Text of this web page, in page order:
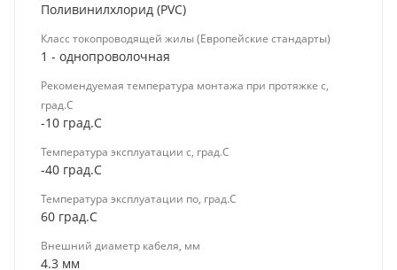
Поливинилхлорид (PVC)
Класс токопроводящей жилы (Европейские стандарты)
1 - однопроволочная
Рекомендуемая температура монтажа при протяжке с,
град.C
-10 град.C
Температура эксплуатации с, град.C
-40 град.C
Температура эксплуатации по, град.C
60 град.C
Внешний диаметр кабеля, мм
4.3 мм